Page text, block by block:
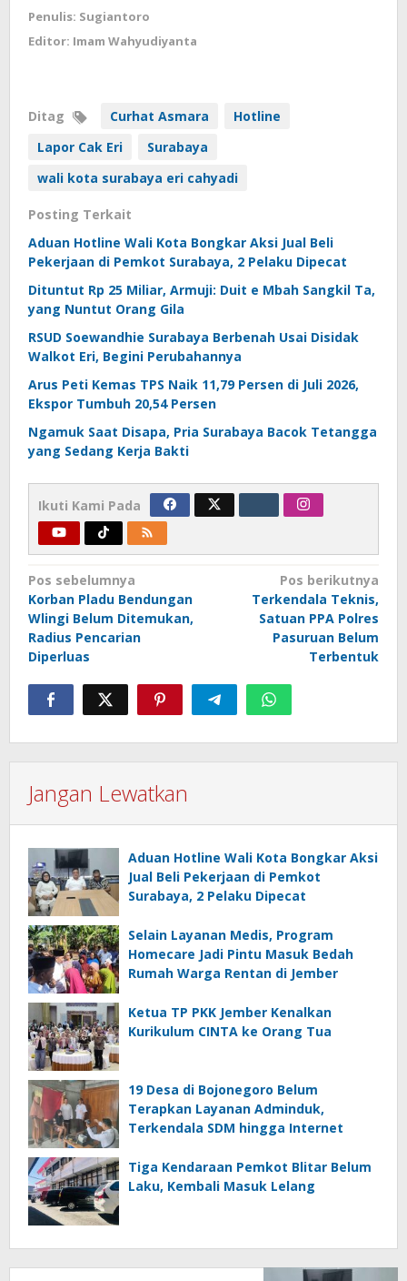
Penulis: Sugiantoro
Editor: Imam Wahyudiyanta
Ditag Curhat Asmara
Hotline
Lapor Cak Eri
Surabaya
wali kota surabaya eri cahyadi
Posting Terkait
Aduan Hotline Wali Kota Bongkar Aksi Jual Beli
Pekerjaan di Pemkot Surabaya, 2 Pelaku Dipecat
Dituntut Rp 25 Miliar, Armuji: Duit e Mbah Sangkil Ta,
yang Nuntut Orang Gila
RSUD Soewandhie Surabaya Berbenah Usai Disidak
Walkot Eri, Begini Perubahannya
Arus Peti Kemas TPS Naik 11,79 Persen di Juli 2026,
Ekspor Tumbuh 20,54 Persen
Ngamuk Saat Disapa, Pria Surabaya Bacok Tetangga
yang Sedang Kerja Bakti
Ikuti Kami Pada
Navigasi
pos
Pos sebelumnya
Korban Pladu Bendungan
Wlingi Belum Ditemukan,
Radius Pencarian
Diperluas
Pos berikutnya
Terkendala Teknis,
Satuan PPA Polres
Pasuruan Belum
Terbentuk
Jangan Lewatkan
Aduan Hotline Wali Kota Bongkar Aksi
Jual Beli Pekerjaan di Pemkot
Surabaya, 2 Pelaku Dipecat
Selain Layanan Medis, Program
Homecare Jadi Pintu Masuk Bedah
Rumah Warga Rentan di Jember
Ketua TP PKK Jember Kenalkan
Kurikulum CINTA ke Orang Tua
19 Desa di Bojonegoro Belum
Terapkan Layanan Adminduk,
Terkendala SDM hingga Internet
Tiga Kendaraan Pemkot Blitar Belum
Laku, Kembali Masuk Lelang